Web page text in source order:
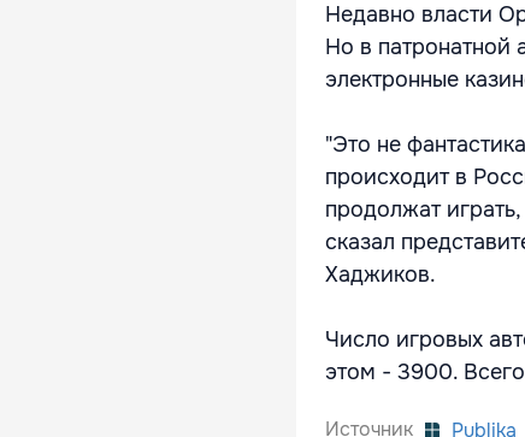
Недавно власти
Но в патронатной
электронные
"Это не
происходит в
продолжат
сказал
Хаджиков.
Число игровых
этом - 3900.
Источник Publika